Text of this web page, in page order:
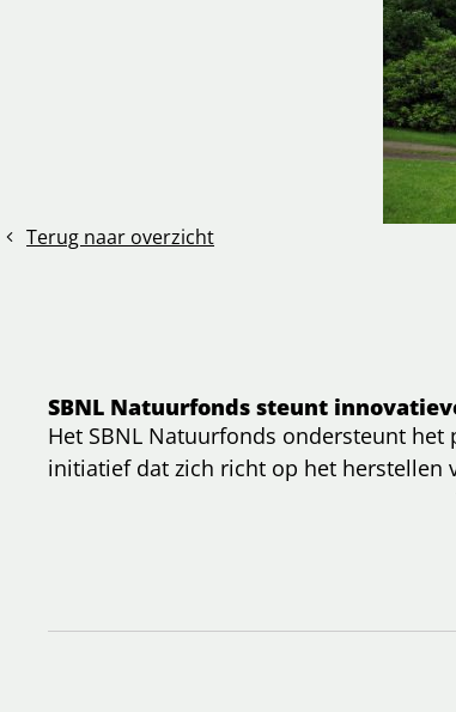
Terug naar overzicht
SBNL Natuurfonds steunt
Het SBNL Natuurfonds ondersteunt het
initiatief dat zich richt op het herstellen